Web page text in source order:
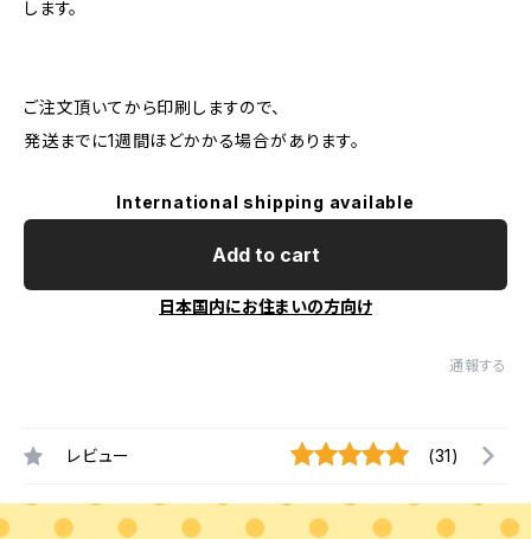
します。
ご注文頂いてから印刷しますので、
発送までに1週間ほどかかる場合があります。
International shipping available
Add to cart
日本国内にお住まいの方向け
通報する
レビュー (31)